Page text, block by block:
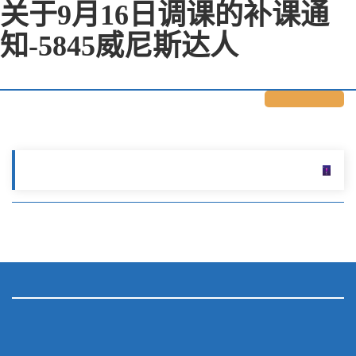
关于9月16日调课的补课通
知-5845威尼斯达人